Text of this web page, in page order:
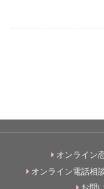
オンライン
オンライン電話相